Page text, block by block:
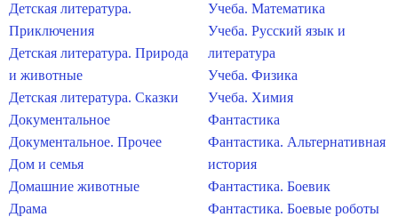
Детская литература.
Приключения
Детская литература. Природа
и животные
Детская литература. Сказки
Документальное
Документальное. Прочее
Дом и семья
Домашние животные
Драма
Учеба. Математика
Учеба. Русский язык и
литература
Учеба. Физика
Учеба. Химия
Фантастика
Фантастика. Альтернативная
история
Фантастика. Боевик
Фантастика. Боевые роботы